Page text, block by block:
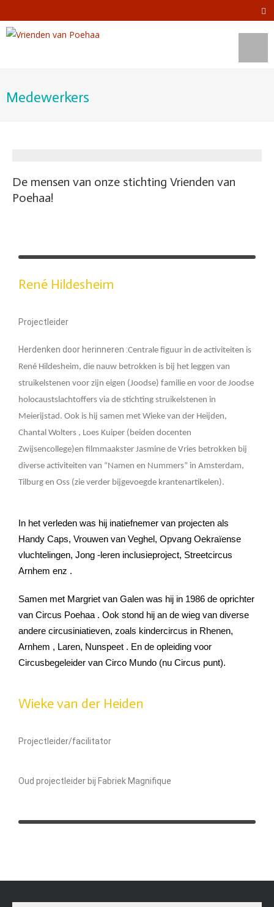
Medewerkers
De mensen van onze stichting Vrienden van
Poehaa!
René Hildesheim
Projectleider
Herdenken door herinneren :Centrale figuur in de activiteiten is
René Hildesheim, die nauw betrokken is bij het leggen van
struikelstenen voor zijn eigen (Joodse) familie en voor de Joodse
holocaustslachtoffers via de stichting struikelstenen in
Meierijstad. Ook is hij samen met Wieke van der Heijden,
Chantal Wolters , Loes Kuiper (beiden docenten
Zwijsencollege)en filmmaakster Jasmine de Vries betrokken bij
diverse activiteiten van “Namen en Nummers” in Amsterdam,
Tilburg en Oss (zie verder bijgevoegde krantenartikelen).
In het verleden was hij inatiefnemer van projecten als
Handy Caps, Vrouwen van Veghel, Opvang Oekraïense
vluchtelingen, Jong -leren inclusieproject, Streetcircus
Arnhem enz .
Samen met Margriet van Galen was hij in 1986 de oprichter
van Circus Poehaa . Ook stond hij an de wieg van diverse
andere circusiniatieven, zoals kindercircus in Rhenen,
Arnhem , Laren, Nunspeet . En de opleiding voor
Circusbegeleider van Circo Mundo (nu Circus punt).
Wieke van der Heiden
Projectleider/facilitator
Oud projectleider bij Fabriek Magnifique